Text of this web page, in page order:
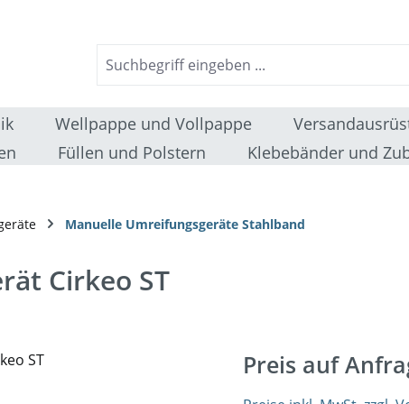
Wellpappe und Vollpappe
Füllen und Polstern Klebebänder und
Manuelle Umreifungsgeräte Stahlband
Cirkeo ST
Preis auf